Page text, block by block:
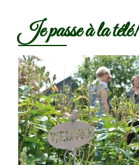
Je passe à la télé!